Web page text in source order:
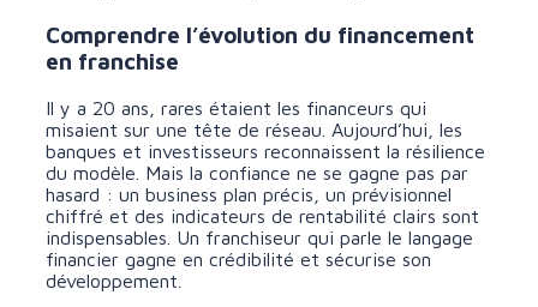
Comprendre l’évolution du financement
en franchise
Il y a 20 ans, rares étaient les financeurs qui
misaient sur une tête de réseau. Aujourd’hui, les
banques et investisseurs reconnaissent la résilience
du modèle. Mais la confiance ne se gagne pas par
hasard : un business plan précis, un prévisionnel
chiffré et des indicateurs de rentabilité clairs sont
indispensables. Un franchiseur qui parle le langage
financier gagne en crédibilité et sécurise son
développement.